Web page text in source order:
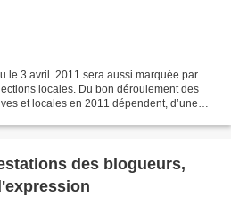
le 3 avril. 2011 sera aussi marquée par
locales. Du bon déroulement des
et locales en 2011 dépendent, d’une
des blogueurs,